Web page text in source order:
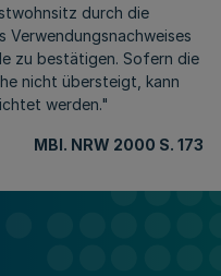
durch die
Verwendungsnachweises
zu bestätigen. Sofern die
nicht übersteigt, kann
werden."
MBl. NRW 2000 S. 173